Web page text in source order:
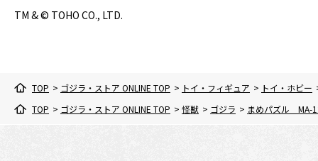
TM & © TOHO CO., LTD.
TOP > ゴジラ・ストア ONLINE TOP > トイ・フィギュア > トイ・ホビー
TOP > ゴジラ・ストア ONLINE TOP > 怪獣 > ゴジラ > まめパズル